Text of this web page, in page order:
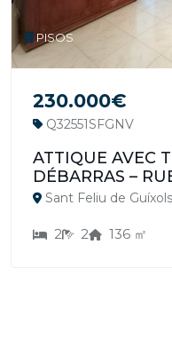
PISOS
230.000€
Q32551SFGNV
ATTIQUE AVEC
DÉBARRAS –
Sant Feliu de Guíxols
2 2 136 ㎡